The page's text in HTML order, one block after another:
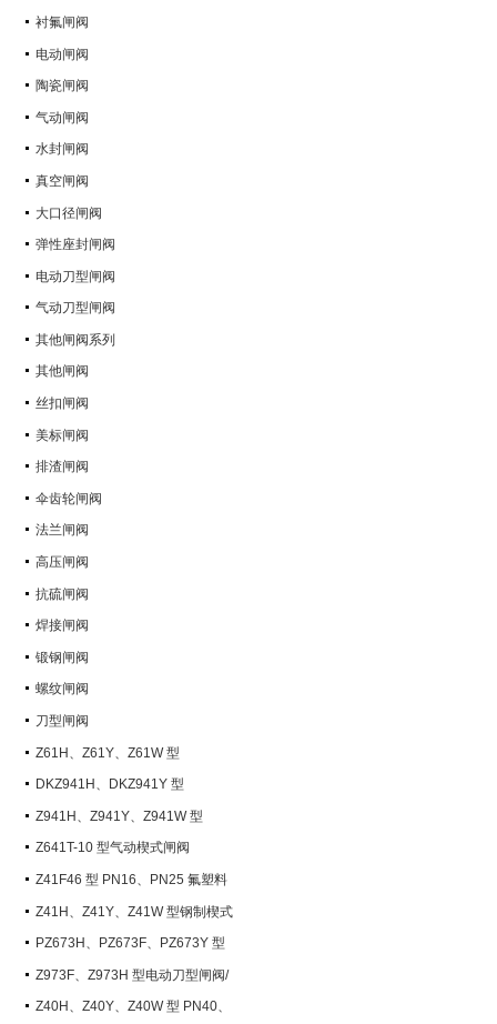
衬氟闸阀
电动闸阀
陶瓷闸阀
气动闸阀
水封闸阀
真空闸阀
大口径闸阀
弹性座封闸阀
电动刀型闸阀
气动刀型闸阀
其他闸阀系列
其他闸阀
丝扣闸阀
美标闸阀
排渣闸阀
伞齿轮闸阀
法兰闸阀
高压闸阀
抗硫闸阀
焊接闸阀
锻钢闸阀
螺纹闸阀
刀型闸阀
Z61H、Z61Y、Z61W 型
PN100~PN160 承插焊楔式闸阀
DKZ941H、DKZ941Y 型
PN10~PN100 钢制真空闸阀
Z941H、Z941Y、Z941W 型
PN100~PN200 钢制电动楔式闸阀
Z641T-10 型气动楔式闸阀
Z41F46 型 PN16、PN25 氟塑料
衬里楔式闸阀
Z41H、Z41Y、Z41W 型钢制楔式
闸阀PZ673H、PZ673F、PZ673Y 型
气动刀型闸阀/刀闸阀
Z973F、Z973H 型电动刀型闸阀/
刀闸阀
Z40H、Z40Y、Z40W 型 PN40、